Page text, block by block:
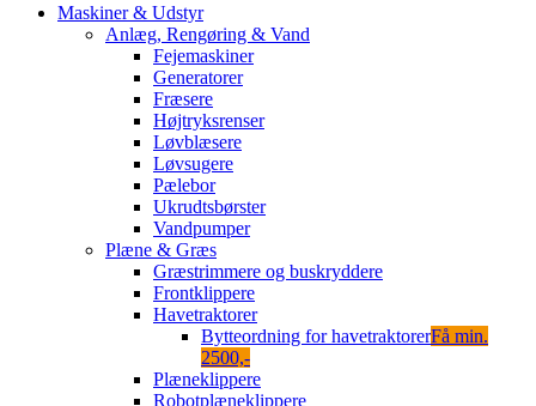
Maskiner & Udstyr
Anlæg, Rengøring & Vand
Fejemaskiner
Generatorer
Fræsere
Højtryksrenser
Løvblæsere
Løvsugere
Pælebor
Ukrudtsbørster
Vandpumper
Plæne & Græs
Græstrimmere og buskryddere
Frontklippere
Havetraktorer
Bytteordning for havetraktorerFå min.
2500,-
Plæneklippere
Robotplæneklippere